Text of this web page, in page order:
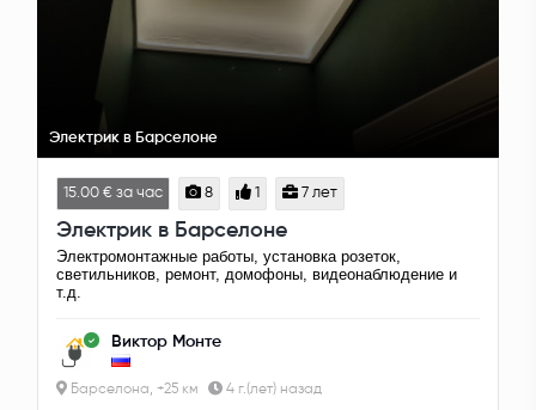
Электрик в Барселоне
15.00 € за час 8 1 7 лет
Электрик в Барселоне
Электромонтажные работы, установка розеток,
светильников, ремонт, домофоны, видеонаблюдение и
т.д.
Виктор Монте
Барселона, +25 км 4 г.(лет) назад